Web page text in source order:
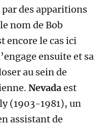
des apparitions
nom de Bob
encore le cas ici
ensuite et sa
au sein de
Nevadaest
(1903-1981), un
assistant de